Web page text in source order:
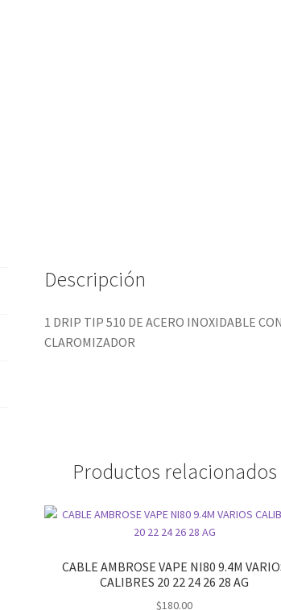
Descripción
1 DRIP TIP 510 DE ACERO INOXIDABLE
CLAROMIZADOR
Productos relacionados
CABLE AMBROSE VAPE NI80 9.4M
CALIBRES 20 22 24 26 28 AG
$180.00